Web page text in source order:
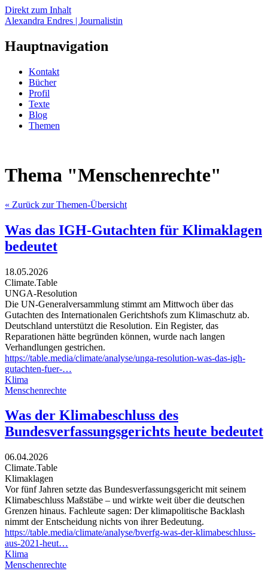
Direkt zum Inhalt
Alexandra Endres | Journalistin
Hauptnavigation
Kontakt
Bücher
Profil
Texte
Blog
Themen
Thema "Menschenrechte"
« Zurück zur Themen-Übersicht
Was das IGH-Gutachten für Klimaklagen
bedeutet
18.05.2026
Climate.Table
UNGA-Resolution
Die UN-Generalversammlung stimmt am Mittwoch über das
Gutachten des Internationalen Gerichtshofs zum Klimaschutz ab.
Deutschland unterstützt die Resolution. Ein Register, das
Reparationen hätte begründen können, wurde nach langen
Verhandlungen gestrichen.
https://table.media/climate/analyse/unga-resolution-was-das-igh-
gutachten-fuer-…
Klima
Menschenrechte
Was der Klimabeschluss des
Bundesverfassungsgerichts heute bedeutet
06.04.2026
Climate.Table
Klimaklagen
Vor fünf Jahren setzte das Bundesverfassungsgericht mit seinem
Klimabeschluss Maßstäbe – und wirkte weit über die deutschen
Grenzen hinaus. Fachleute sagen: Der klimapolitische Backlash
nimmt der Entscheidung nichts von ihrer Bedeutung.
https://table.media/climate/analyse/bverfg-was-der-klimabeschluss-
aus-2021-heut…
Klima
Menschenrechte